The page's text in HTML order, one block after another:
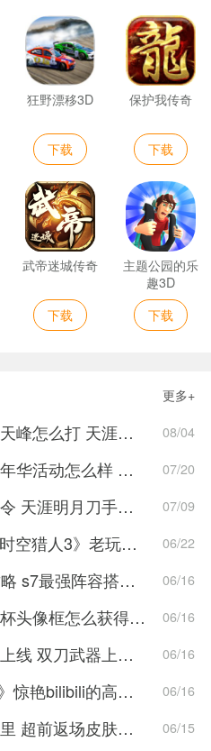
狂野漂移3D
下载
保护我传奇
下载
武帝迷城传奇
下载
主题公园的乐
趣3D
下载
更多+
天涯明月刀手游英雄会天峰怎么打 天涯明月刀手游英雄会天峰打法阵容推荐 08/04
天涯明月刀手游夏日嘉年华活动怎么样 天涯明月刀手游夏日嘉年华活动介绍 07/20
天涯明月刀手游天芒秘令 天涯明月刀手游天芒秘令攻略 07/09
700万玩家坐等公测 《时空猎人3》老玩家加速回归! 06/22
云顶之弈s7阵容搭配攻略 s7最强阵容搭配组成大全最新 06/16
英雄联盟手游全球冠军杯头像框怎么获得 LOL手游2022全球冠军杯头像框领取活动 06/16
永劫无间双刀什么时候上线 双刀武器上线时间说明与分享 06/16
人气爆棚 《时空猎人3》惊艳bilibili的高能游戏展发布会 06/16
王者荣耀超前返场在哪里 超前返场皮肤介绍与活动一览 06/15